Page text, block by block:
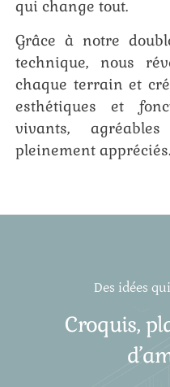
qui change tout.
Grâce à notre
technique, nous
chaque terrain et
esthétiques et
vivants,
pleinement appréciés.
Des idées
Croquis,